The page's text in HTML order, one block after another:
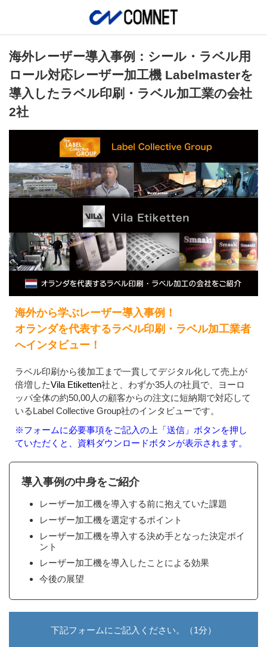
海外レーザー導入事例：シール・ラベル用
ロール対応レーザー加工機 Labelmasterを
導入したラベル印刷・ラベル加工業の会社
2社
海外から学ぶレーザー導入事例！
オランダを代表するラベル印刷・ラベル加工業者
へインタビュー！
ラベル印刷から後加工まで一貫してデジタル化して売上が
倍増したVila Etiketten社と、わずか35人の社員で、ヨーロ
ッパ全体の約50,00人の顧客からの注文に短納期で対応して
いるLabel Collective Group社のインタビューです。
※フォームに必要事項をご記入の上「送信」ボタンを押し
ていただくと、資料ダウンロードボタンが表示されます。
導入事例の中身をご紹介
レーザー加工機を導入する前に抱えていた課題
レーザー加工機を選定するポイント
レーザー加工機を導入する決め手となった決定ポイ
ント
レーザー加工機を導入したことによる効果
今後の展望
下記フォームにご記入ください。（1分）